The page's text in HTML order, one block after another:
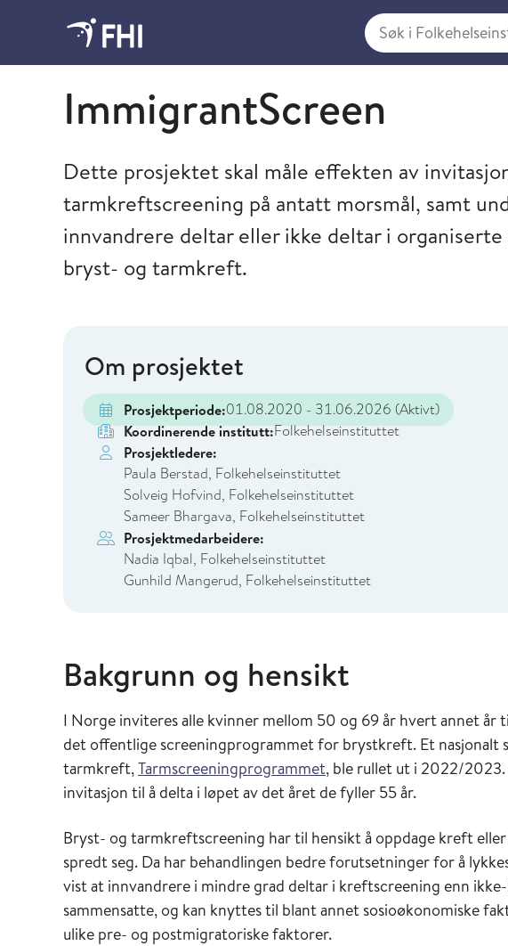
Søk i
Folkehelseinstituttet
ImmigrantScreen
Dette prosjektet skal måle effekten av
tarmkreftscreening på antatt morsmål, samt
innvandrere deltar eller ikke deltar i
bryst- og tarmkreft.
Om prosjektet
Prosjektperiode:01.08.2020 - 31.06.2026 (Aktivt)
Koordinerende institutt:Folkehelseinstituttet
Prosjektledere:
Paula Berstad, Folkehelseinstituttet
Solveig Hofvind, Folkehelseinstituttet
Sameer Bhargava, Folkehelseinstituttet
Prosjektmedarbeidere:
Nadia Iqbal, Folkehelseinstituttet
Gunhild Mangerud, Folkehelseinstituttet
Bakgrunn og hensikt
I Norge inviteres alle kvinner mellom 50 og 69 år hvert annet år
det offentlige screeningprogrammet for brystkreft. Et nasjonalt
tarmkreft,Tarmscreeningprogrammet, ble rullet ut i 2022/
invitasjon til å delta i løpet av det året de fyller 55 år.
Bryst- og tarmkreftscreening har til hensikt å oppdage kreft
spredt seg. Da har behandlingen bedre forutsetninger for å
vist at innvandrere i mindre grad deltar i kreftscreening enn
sammensatte, og kan knyttes til blant annet sosioøkonomiske
ulike pre- og postmigratoriske faktorer.